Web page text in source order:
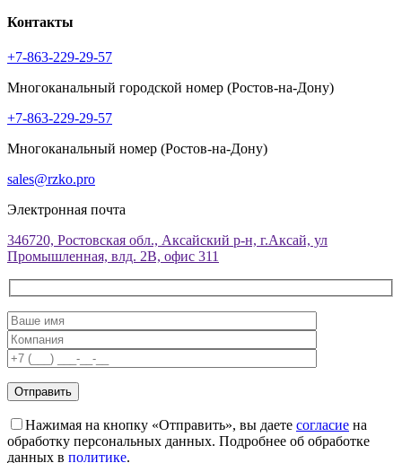
Контакты
+7-863-229-29-57
Многоканальный городской номер (Ростов-на-Дону)
+7-863-229-29-57
Многоканальный номер (Ростов-на-Дону)
sales@rzko.pro
Электронная почта
346720, Ростовская обл., Аксайский р-н, г.Аксай, ул
Промышленная, влд. 2В, офис 311
Нажимая на кнопку «Отправить», вы даете согласие на
обработку персональных данных. Подробнее об обработке
данных в политике.